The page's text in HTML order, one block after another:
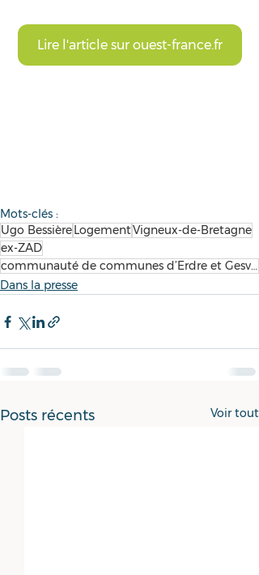
Lire l'article sur ouest-france.fr
Mots-clés :
Ugo Bessière LogementVigneux-de-Bretagne
ex-ZAD
communauté de communes d’Erdre et Gesvres
Dans la presse
Posts récents Voir tout